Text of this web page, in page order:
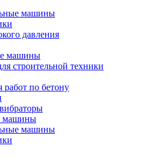
машины
давления
машины
строительной техники
работ по бетону
машины
машины